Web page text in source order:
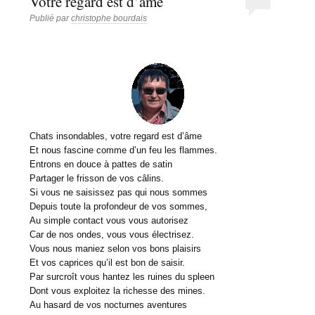
Publié parchristophe bourdais
Chats insondables, votre regard est d’âme
Et nous fascine comme d’un feu les flammes.
Entrons en douce à pattes de satin
Partager le frisson de vos câlins.
Si vous ne saisissez pas qui nous sommes
Depuis toute la profondeur de vos sommes,
Au simple contact vous vous autorisez
Car de nos ondes, vous vous électrisez.
Vous nous maniez selon vos bons plaisirs
Et vos caprices qu’il est bon de saisir.
Par surcroît vous hantez les ruines du spleen
Dont vous exploitez la richesse des mines.
Au hasard de vos nocturnes aventures